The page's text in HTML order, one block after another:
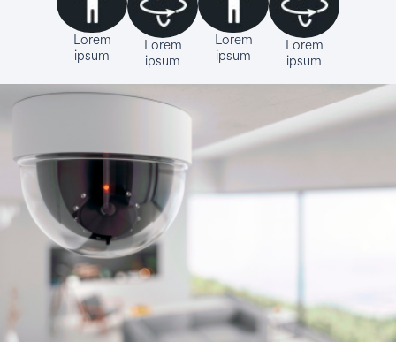
Lorem
ipsum
Lorem
ipsum
Lorem
ipsum
Lorem
ipsum